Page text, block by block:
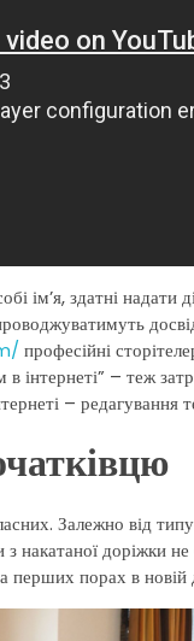
ім’я, здатні
професійні
інтернеті” – теж
– редагування
Залежно від
накатаної доріжки
порах в новій